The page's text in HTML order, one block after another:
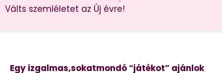
Válts szemléletet az Új évre!
Egy izgalmas,sokatmondó “játékot” ajánlok